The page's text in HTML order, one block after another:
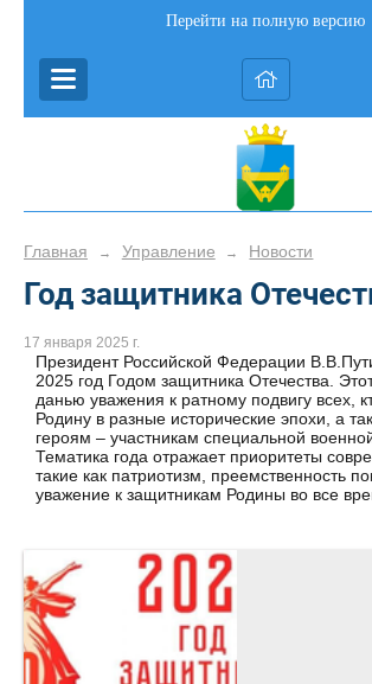
Перейти на полную версию
Главная → Управление → Новости
Год защитника
17 января 2025 г.
Президент Российской Федерации
2025 год Годом защитника Отечества.
данью уважения к ратному подвигу всех,
Родину в разные исторические эпохи, а
героям – участникам специальной
Тематика года отражает приоритеты
такие как патриотизм, преемственность
уважение к защитникам Родины во все